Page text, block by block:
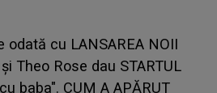
odată cu LANSAREA NOII
Theo Rose dau STARTUL
baba". CUM A APĂRUT